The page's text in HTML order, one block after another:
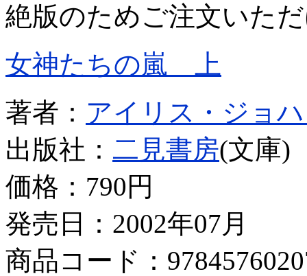
絶版のためご注文いた
女神たちの嵐 上
著者： アイリス・ジョ
出版社： 二見書房(文庫)
価格： 790円
発売日：2002年07月
商品コード：